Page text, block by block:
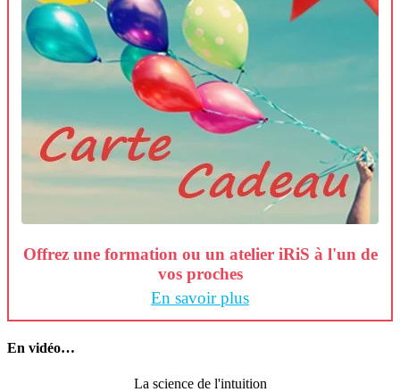
Offrez une formation ou un atelier iRiS à l'un de
vos proches
En savoir plus
En vidéo…
La science de l'intuition